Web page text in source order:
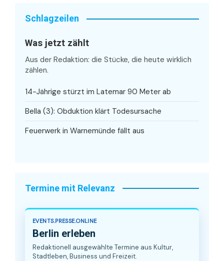
Schlagzeilen
Was jetzt zählt
Aus der Redaktion: die Stücke, die heute wirklich
zählen.
14-Jährige stürzt im Latemar 90 Meter ab
Bella (3): Obduktion klärt Todesursache
Feuerwerk in Warnemünde fällt aus
Termine mit Relevanz
EVENTS.PRESSE.ONLINE
Berlin erleben
Redaktionell ausgewählte Termine aus Kultur,
Stadtleben, Business und Freizeit.